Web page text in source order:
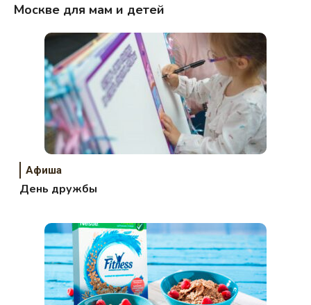
Москве для мам и детей
Афиша
День дружбы